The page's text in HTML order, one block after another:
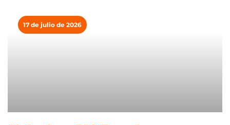
17 de julio de 2026